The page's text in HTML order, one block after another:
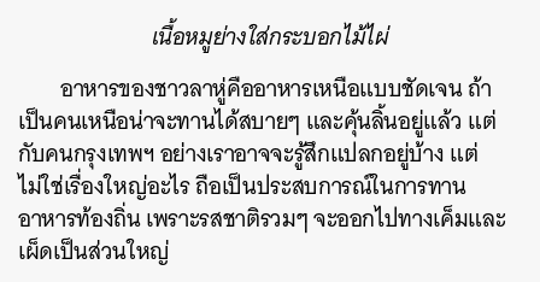
เนื้อหมูย่างใส่กระบอกไม้ไผ่
อาหารของชาวลาหู่คืออาหารเหนือแบบชัดเจน ถ้า
เป็นคนเหนือน่าจะทานได้สบายๆ และคุ้นลิ้นอยู่แล้ว แต่
กับคนกรุงเทพฯ อย่างเราอาจจะรู้สึกแปลกอยู่บ้าง แต่
ไม่ใช่เรื่องใหญ่อะไร ถือเป็นประสบการณ์ในการทาน
อาหารท้องถิ่น เพราะรสชาติรวมๆ จะออกไปทางเค็มและ
เผ็ดเป็นส่วนใหญ่